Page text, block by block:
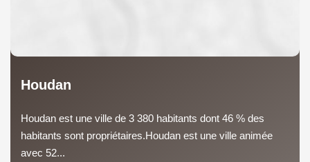
Houdan
Houdan est une ville de 3 380 habitants dont 46 % des
habitants sont propriétaires.Houdan est une ville animée
avec 52...